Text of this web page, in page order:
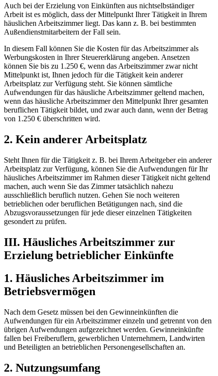
Auch bei der Erzielung von Einkünften aus nichtselbständiger
Arbeit ist es möglich, dass der Mittelpunkt Ihrer Tätigkeit in Ihrem
häuslichen Arbeitszimmer liegt. Das kann z. B. bei bestimmten
Außendienstmitarbeitern der Fall sein.
In diesem Fall können Sie die Kosten für das Arbeitszimmer als
Werbungskosten in Ihrer Steuererklärung angeben. Ansetzen
können Sie bis zu 1.250 €, wenn das Arbeitszimmer zwar nicht
Mittelpunkt ist, Ihnen jedoch für die Tätigkeit kein anderer
Arbeitsplatz zur Verfügung steht. Sie können sämtliche
Aufwendungen für das häusliche Arbeitszimmer geltend machen,
wenn das häusliche Arbeitszimmer den Mittelpunkt Ihrer gesamten
beruflichen Tätigkeit bildet, und zwar auch dann, wenn der Betrag
von 1.250 € überschritten wird.
2. Kein anderer Arbeitsplatz
Steht Ihnen für die Tätigkeit z. B. bei Ihrem Arbeitgeber ein anderer
Arbeitsplatz zur Verfügung, können Sie die Aufwendungen für Ihr
häusliches Arbeitszimmer im Rahmen dieser Tätigkeit nicht geltend
machen, auch wenn Sie das Zimmer tatsächlich nahezu
ausschließlich beruflich nutzen. Gehen Sie noch weiteren
betrieblichen oder beruflichen Betätigungen nach, sind die
Abzugsvoraussetzungen für jede dieser einzelnen Tätigkeiten
gesondert zu prüfen.
III. Häusliches Arbeitszimmer zur
Erzielung betrieblicher Einkünfte
1. Häusliches Arbeitszimmer im
Betriebsvermögen
Nach dem Gesetz müssen bei den Gewinneinkünften die
Aufwendungen für ein Arbeitszimmer einzeln und getrennt von den
übrigen Aufwendungen aufgezeichnet werden. Gewinneinkünfte
fallen bei Freiberuflern, gewerblichen Unternehmern, Landwirten
und Beteiligten an betrieblichen Personengesellschaften an.
2. Nutzungsumfang